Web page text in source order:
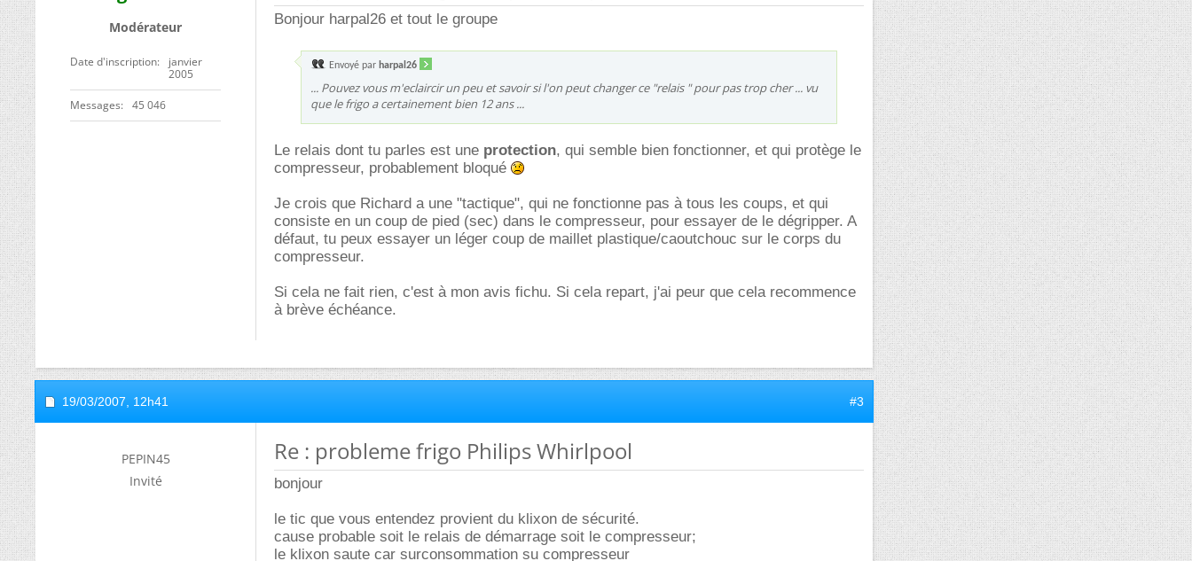
Modérateur
Date d'inscription
janvier
2005
Messages 45 046
Bonjour harpal26 et tout le groupe
Envoyé par harpal26
... Pouvez vous m'eclaircir un peu et savoir si l'on peut changer ce "relais " pour pas trop cher ... vu
que le frigo a certainement bien 12 ans ...
Le relais dont tu parles est une protection, qui semble bien fonctionner, et qui protège le
compresseur, probablement bloqué
Je crois que Richard a une "tactique", qui ne fonctionne pas à tous les coups, et qui
consiste en un coup de pied (sec) dans le compresseur, pour essayer de le dégripper. A
défaut, tu peux essayer un léger coup de maillet plastique/caoutchouc sur le corps du
compresseur.
Si cela ne fait rien, c'est à mon avis fichu. Si cela repart, j'ai peur que cela recommence
à brève échéance.
19/03/2007, 12h41 #3
PEPIN45
Invité
Re : probleme frigo Philips Whirlpool
bonjour
le tic que vous entendez provient du klixon de sécurité.
cause probable soit le relais de démarrage soit le compresseur;
le klixon saute car surconsommation su compresseur